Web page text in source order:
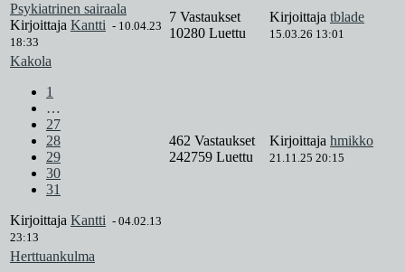
Psykiatrinen sairaala
Kirjoittaja Kantti - 10.04.23
18:33
7 Vastaukset
10280 Luettu
Kirjoittaja tblade
15.03.26 13:01
Kakola
1
…
27
28
29
30
31
Kirjoittaja Kantti - 04.02.13
23:13
462 Vastaukset
242759 Luettu
Kirjoittaja hmikko
21.11.25 20:15
Herttuankulma